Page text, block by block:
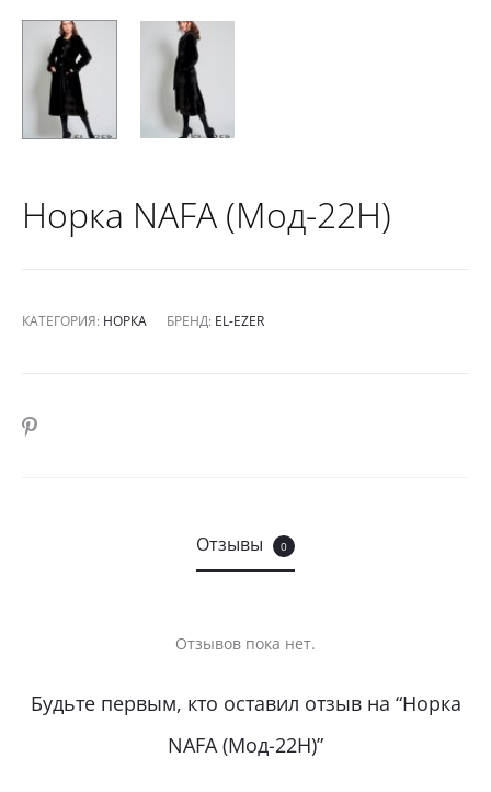
Норка NAFA (Мод-22Н)
КАТЕГОРИЯ: НОРКА БРЕНД: EL-EZER
SHARE
Отзывы 0
О
Отзывов пока нет.
Будьте первым, кто оставил отзыв на “Норка
NAFA (Мод-22Н)”